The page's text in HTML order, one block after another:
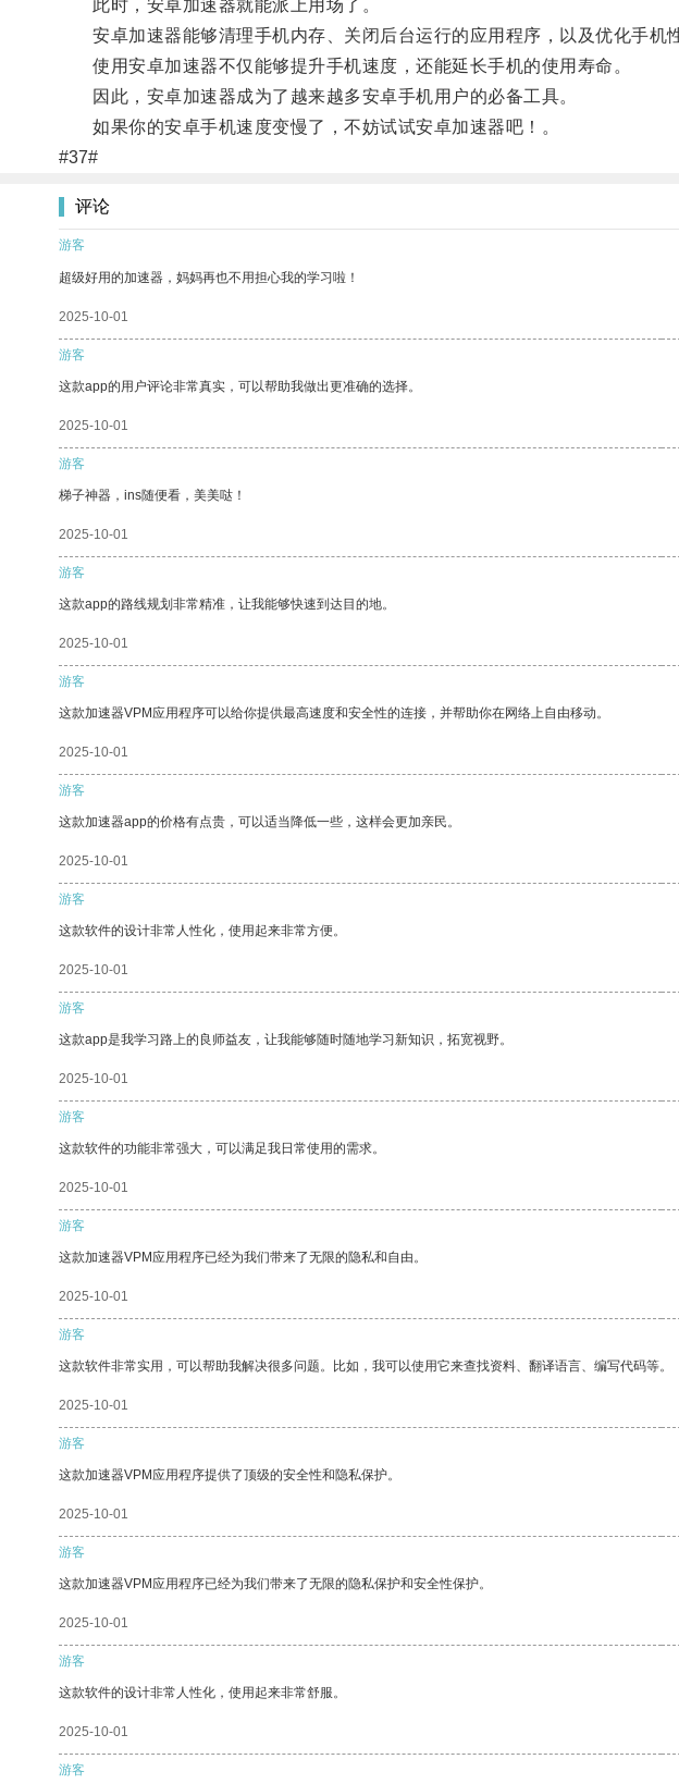
此时，安卓加速器就能派上用场了。
安卓加速器能够清理手机内存、关闭后台运行的应用程序，以及优化手机
使用安卓加速器不仅能够提升手机速度，还能延长手机的使用寿命。
因此，安卓加速器成为了越来越多安卓手机用户的必备工具。
如果你的安卓手机速度变慢了，不妨试试安卓加速器吧！。
#37#
评论
游客
超级好用的加速器，妈妈再也不用担心我的学习啦！
2025-10-01
游客
这款app的用户评论非常真实，可以帮助我做出更准确的选择。
2025-10-01
游客
梯子神器，ins随便看，美美哒！
2025-10-01
游客
这款app的路线规划非常精准，让我能够快速到达目的地。
2025-10-01
游客
这款加速器VPM应用程序可以给你提供最高速度和安全性的连接，并帮助你在网络上自由移动。
2025-10-01
游客
这款加速器app的价格有点贵，可以适当降低一些，这样会更加亲民。
2025-10-01
游客
这款软件的设计非常人性化，使用起来非常方便。
2025-10-01
游客
这款app是我学习路上的良师益友，让我能够随时随地学习新知识，拓宽视野。
2025-10-01
游客
这款软件的功能非常强大，可以满足我日常使用的需求。
2025-10-01
游客
这款加速器VPM应用程序已经为我们带来了无限的隐私和自由。
2025-10-01
游客
这款软件非常实用，可以帮助我解决很多问题。比如，我可以使用它来查找资料、翻译语言、编写代码等。
2025-10-01
游客
这款加速器VPM应用程序提供了顶级的安全性和隐私保护。
2025-10-01
游客
这款加速器VPM应用程序已经为我们带来了无限的隐私保护和安全性保护。
2025-10-01
游客
这款软件的设计非常人性化，使用起来非常舒服。
2025-10-01
游客